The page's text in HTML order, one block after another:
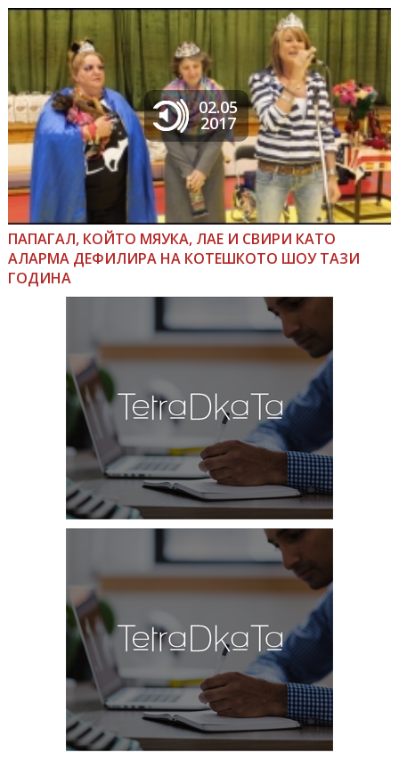
02.05
2017
ПАПАГАЛ, КОЙТО МЯУКА, ЛАЕ И СВИРИ КАТО
АЛАРМА ДЕФИЛИРА НА КОТЕШКОТО ШОУ ТАЗИ
ГОДИНА